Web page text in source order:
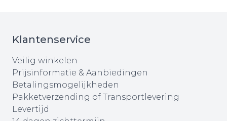
Klantenservice
Veilig winkelen
Prijsinformatie & Aanbiedingen
Betalingsmogelijkheden
Pakketverzending of Transportlevering
Levertijd